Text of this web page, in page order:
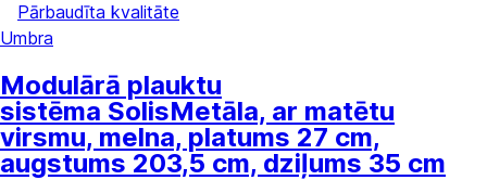
Pārbaudīta kvalitāte
Umbra
Modulārā plauktu
sistēma SolisMetāla, ar matētu
virsmu, melna, platums 27 cm,
augstums 203,5 cm, dziļums 35 cm